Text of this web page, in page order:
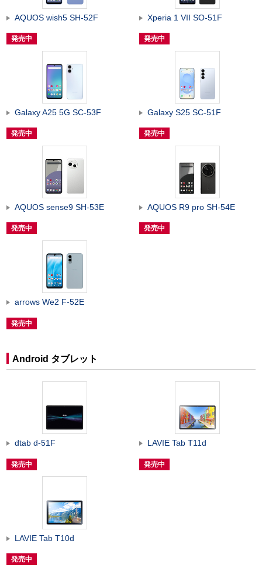
AQUOS wish5 SH-52F
発売中
Xperia 1 VII SO-51F
発売中
Galaxy A25 5G SC-53F
発売中
Galaxy S25 SC-51F
発売中
AQUOS sense9 SH-53E
発売中
AQUOS R9 pro SH-54E
発売中
arrows We2 F-52E
発売中
Android タブレット
dtab d-51F
発売中
LAVIE Tab T11d
発売中
LAVIE Tab T10d
発売中